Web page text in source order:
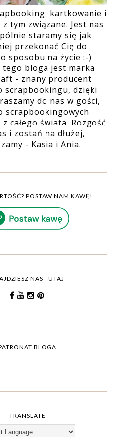
kartkowanie i
tym związane. Jest nas
staramy się jak
przekonać Cię do
sposobu na życie :-)
tego bloga jest marka
- znany producent
scrapbookingu, dzięki
do nas w gości,
scrapbookingowych
całego świata. Rozgość
i zostań na dłużej,
- Kasia i Ania.
POSTAW NAM KAWĘ!
NAS TUTAJ
BLOGA
TRANSLATE